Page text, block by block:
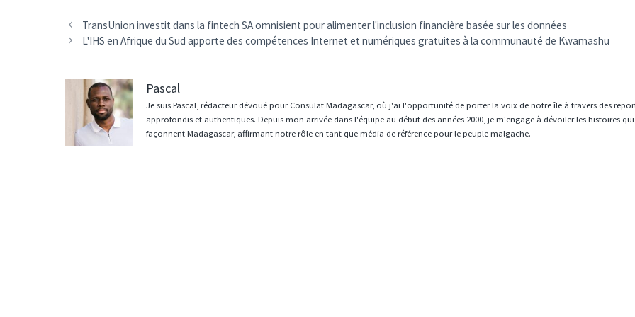
Navigation
des
TransUnion investit dans la fintech SA omnisient pour alimenter l'inclusion financière basée sur les données
L'IHS en Afrique du Sud apporte des compétences Internet et numériques gratuites à la communauté de Kwamashu
Pascal
Je suis Pascal, rédacteur dévoué pour Consulat Madagascar, où j'ai l'opportunité de porter la voix de notre île à travers des
approfondis et authentiques. Depuis mon arrivée dans l'équipe au début des années 2000, je m'engage à dévoiler les histoires qui
façonnent Madagascar, affirmant notre rôle en tant que média de référence pour le peuple malgache.